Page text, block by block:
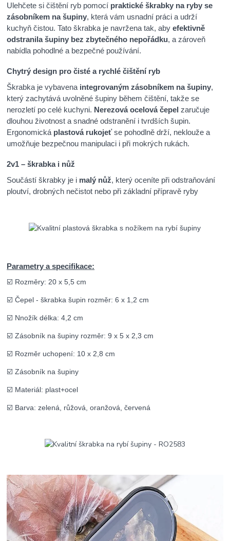
Ulehčete si čištění ryb pomocí praktické škrabky na ryby se
zásobníkem na šupiny, která vám usnadní práci a udrží
kuchyň čistou. Tato škrabka je navržena tak, abyefektivně
odstranila šupiny bez zbytečného nepořádku, a zároveň
nabídla pohodlné a bezpečné používání.
Chytrý design pro čisté a rychlé čištění ryb
Škrabka je vybavena integrovaným zásobníkem na šupiny,
který zachytává uvolněné šupiny během čištění, takže se
nerozletí po celé kuchyni. Nerezová ocelová čepel zaručuje
dlouhou životnost a snadné odstranění i tvrdších šupin.
Ergonomická plastová rukojeťse pohodlně drží, neklouže a
umožňuje bezpečnou manipulaci i při mokrých rukách.
2v1 – škrabka i nůž
Součástí škrabky je i malý nůž, který oceníte při odstraňování
ploutví, drobných nečistot nebo při základní přípravě ryby
Parametry a specifikace:
☑️ Rozměry: 20 x 5,5 cm
☑️ Čepel - škrabka šupin rozměr: 6 x 1,2 cm
☑️ Nnožík délka: 4,2 cm
☑️ Zásobník na šupiny rozměr: 9 x 5 x 2,3 cm
☑️ Rozměr uchopení: 10 x 2,8 cm
☑️ Zásobník na šupiny
☑️ Materiál: plast+ocel
☑️ Barva: zelená, růžová, oranžová, červená